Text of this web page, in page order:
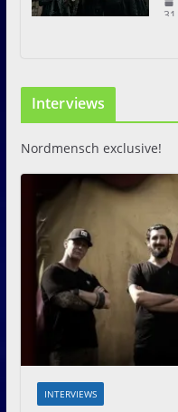
Interviews
Nordmensch exclusive!
INTERVIEWS